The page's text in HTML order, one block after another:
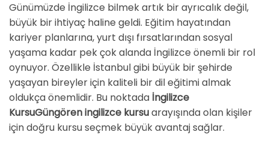
Günümüzde İngilizce bilmek artık bir ayrıcalık değil,
büyük bir ihtiyaç haline geldi. Eğitim hayatından
kariyer planlarına, yurt dışı fırsatlarından sosyal
yaşama kadar pek çok alanda İngilizce önemli bir rol
oynuyor. Özellikle İstanbul gibi büyük bir şehirde
yaşayan bireyler için kaliteli bir dil eğitimi almak
oldukça önemlidir. Bu noktada İngilizce
KursuGüngören ingilizce kursuarayışında olan kişiler
için doğru kursu seçmek büyük avantaj sağlar.